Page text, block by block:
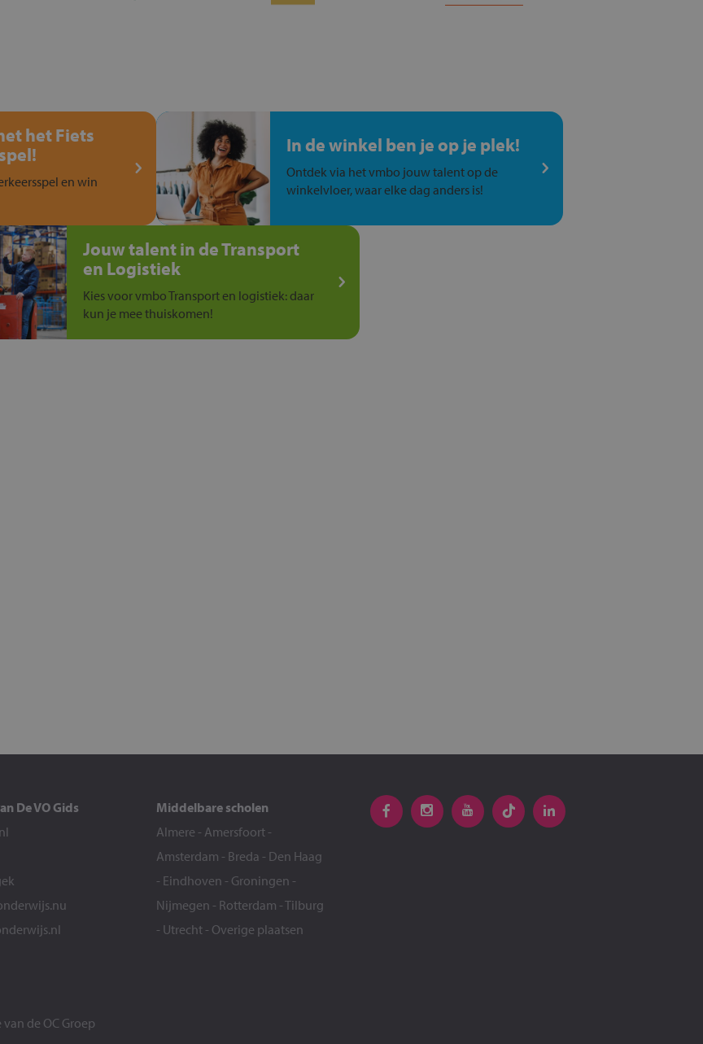
het Fiets
en win
In de winkel ben je op je plek!
Ontdek via het vmbo jouw talent op de
winkelvloer, waar elke dag anders is!
Jouw talent in de Transport
en Logistiek
Kies voor vmbo Transport en logistiek: daar
kun je mee thuiskomen!
De VO Gids
Middelbare scholen
Almere - Amersfoort -
Amsterdam - Breda - Den Haag
- Eindhoven - Groningen -
Nijmegen - Rotterdam -Tilburg
- Utrecht - Overige plaatsen
de OC Groep